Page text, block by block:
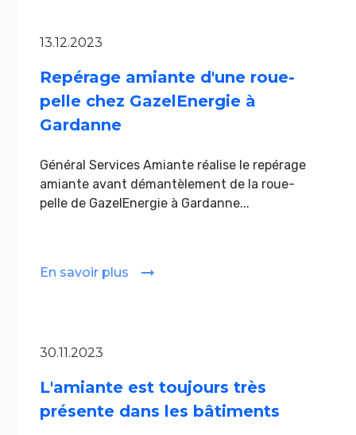
13.12.2023
Repérage amiante d'une roue-
pelle chez GazelEnergie à
Gardanne
Général Services Amiante réalise le repérage
amiante avant démantèlement de la roue-
pelle de GazelEnergie à Gardanne...
En savoir plus
30.11.2023
L'amiante est toujours très
présente dans les bâtiments